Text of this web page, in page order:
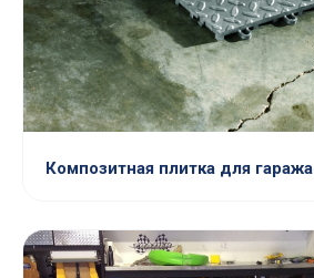
Композитная плитка для гаража